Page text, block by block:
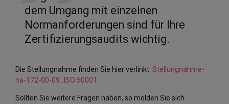
dem Umgang mit einzelnen
Normanforderungen sind für Ihre
Zertifizierungsaudits wichtig.
Die Stellungnahme finden Sie hier verlinkt: Stellungnahme-
na-172-00-09_ISO 50001
Sollten Sie weitere Fragen haben, so melden Sie sich